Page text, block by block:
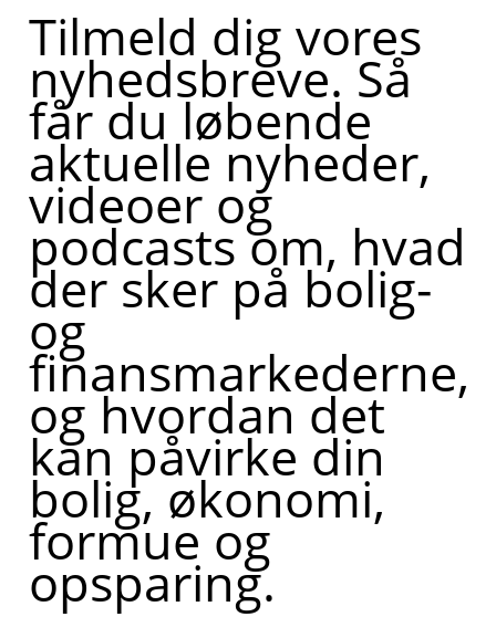
Tilmeld dig vores
nyhedsbreve. Så
får du løbende
aktuelle nyheder,
videoer og
podcasts om, hvad
der sker på bolig-
og
finansmarkederne,
og hvordan det
kan påvirke din
bolig, økonomi,
formue og
opsparing.